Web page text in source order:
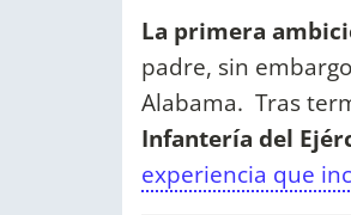
La primera
padre, sin
Alabama. Tras
Infantería del
experiencia que